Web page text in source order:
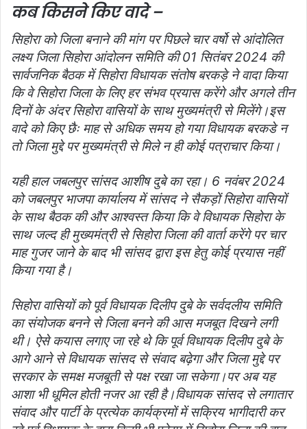
कब किसने किए वादे –
सिहोरा को जिला बनाने की मांग पर पिछले चार वर्षो से आंदोलित
लक्ष्य जिला सिहोरा आंदोलन समिति की 01 सितंबर 2024 की
सार्वजनिक बैठक में सिहोरा विधायक संतोष बरकड़े ने वादा किया
कि वे सिहोरा जिला के लिए हर संभव प्रयास करेंगे और अगले तीन
दिनों के अंदर सिहोरा वासियों के साथ मुख्यमंत्री से मिलेंगे।इस
वादे को किए छैः माह से अधिक समय हो गया विधायक बरकडे न
तो जिला मुद्दे पर मुख्यमंत्री से मिले न ही कोई पत्राचार किया।
यही हाल जबलपुर सांसद आशीष दुबे का रहा। 6 नवंबर 2024
को जबलपुर भाजपा कार्यालय में सांसद ने सैकड़ों सिहोरा वासियों
के साथ बैठक की और आश्वस्त किया कि वे विधायक सिहोरा के
साथ जल्द ही मुख्यमंत्री से सिहोरा जिला की वार्ता करेंगे पर चार
माह गुजर जाने के बाद भी सांसद द्वारा इस हेतु कोई प्रयास नहीं
किया गया है।
सिहोरा वासियों को पूर्व विधायक दिलीप दुबे के सर्वदलीय समिति
का संयोजक बनने से जिला बनने की आस मजबूत दिखने लगी
थी। ऐसे कयास लगाए जा रहे थे कि पूर्व विधायक दिलीप दुबे के
आगे आने से विधायक सांसद से संवाद बढ़ेगा और जिला मुद्दे पर
सरकार के समक्ष मजबूती से पक्ष रखा जा सकेगा।पर अब यह
आशा भी धूमिल होती नजर आ रही है।विधायक सांसद से लगातार
संवाद और पार्टी के प्रत्येक कार्यक्रमों में सक्रिय भागीदारी कर